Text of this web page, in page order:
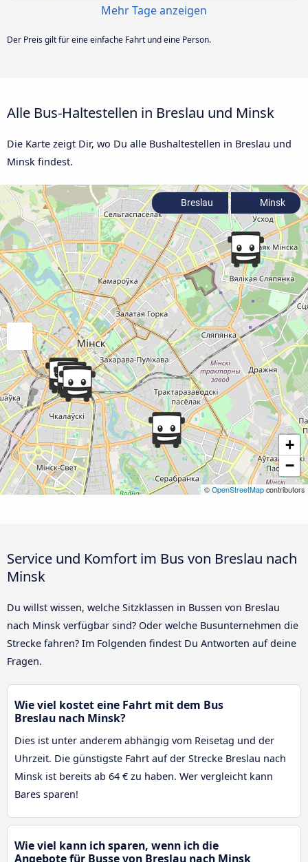
Mehr Tage anzeigen
Der Preis gilt für eine einfache Fahrt und eine Person.
Alle Bus-Haltestellen in Breslau und Minsk
Die Karte zeigt Dir, wo Du alle Bushaltestellen in Breslau und
Minsk findest.
+
−
© OpenStreetMapcontributors
Breslau Minsk
Service und Komfort im Bus von Breslau nach
Minsk
Du willst wissen, welche Sitzklassen in Bussen von Breslau
nach Minsk verfügbar sind? Oder welche Busunternehmen die
Strecke fahren? Im Folgenden findest Du Antworten auf deine
Fragen.
Wie viel kostet eine Fahrt mit dem Bus
Breslau nach Minsk?
Dies ist unter anderem abhängig vom Reisetag und der
Uhrzeit. Die günstigste Fahrt auf der Strecke Breslau nach
Minsk ist bereits ab 64 € zu haben. Wer vergleicht kann
Bares sparen!
Wie viel kann ich sparen, wenn ich die
Angebote für Busse von Breslau nach Minsk